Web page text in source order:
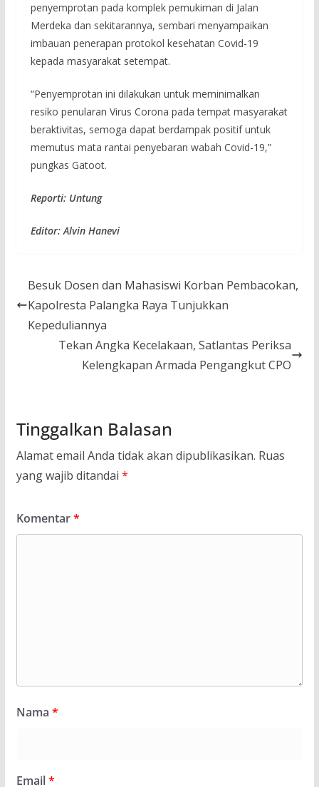
penyemprotan pada komplek pemukiman di Jalan
Merdeka dan sekitarannya, sembari menyampaikan
imbauan penerapan protokol kesehatan Covid-19
kepada masyarakat setempat.
“Penyemprotan ini dilakukan untuk meminimalkan
resiko penularan Virus Corona pada tempat masyarakat
beraktivitas, semoga dapat berdampak positif untuk
memutus mata rantai penyebaran wabah Covid-19,”
pungkas Gatoot.
Reporti: Untung
Editor: Alvin Hanevi
Besuk Dosen dan Mahasiswi Korban Pembacokan,
Kapolresta Palangka Raya Tunjukkan
Kepeduliannya
Tekan Angka Kecelakaan, Satlantas Periksa
Kelengkapan Armada Pengangkut CPO
Tinggalkan Balasan
Alamat email Anda tidak akan dipublikasikan. Ruas
yang wajib ditandai *
Komentar*
Nama *
Email*